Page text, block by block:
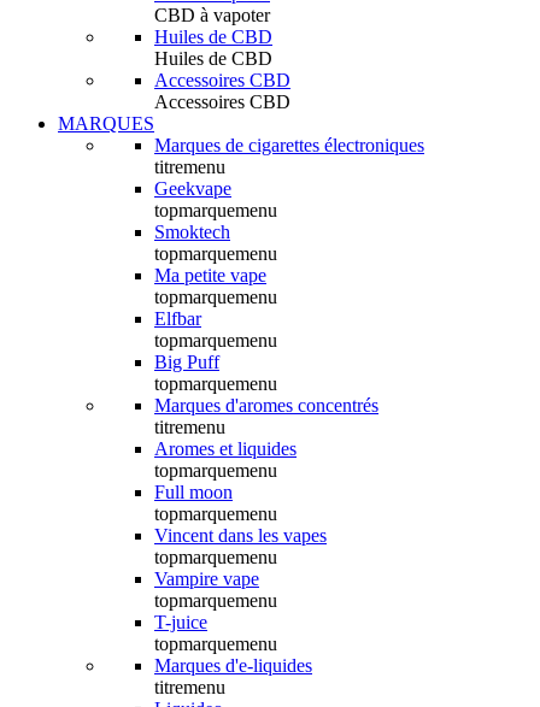
CBD à vapoter
Huiles de CBD
Huiles de CBD
Accessoires CBD
Accessoires CBD
MARQUES
Marques de cigarettes électroniques
titremenu
Geekvape
topmarquemenu
Smoktech
topmarquemenu
Ma petite vape
topmarquemenu
Elfbar
topmarquemenu
Big Puff
topmarquemenu
Marques d'aromes concentrés
titremenu
Aromes et liquides
topmarquemenu
Full moon
topmarquemenu
Vincent dans les vapes
topmarquemenu
Vampire vape
topmarquemenu
T-juice
topmarquemenu
Marques d'e-liquides
titremenu